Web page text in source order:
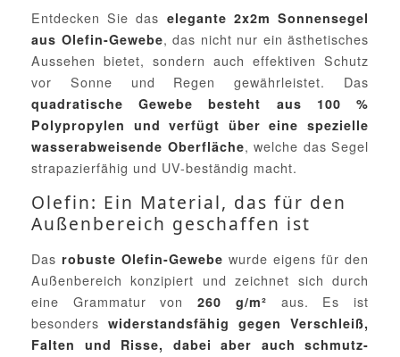
Entdecken Sie das elegante 2x2m Sonnensegel
aus Olefin-Gewebe, das nicht nur ein ästhetisches
Aussehen bietet, sondern auch effektiven Schutz
vor Sonne und Regen gewährleistet. Das
quadratische Gewebe besteht aus 100 %
Polypropylen und verfügt über eine spezielle
wasserabweisende Oberfläche, welche das Segel
strapazierfähig und UV-beständig macht.
Olefin: Ein Material, das für den
Außenbereich geschaffen ist
Das robuste Olefin-Gewebe wurde eigens für den
Außenbereich konzipiert und zeichnet sich durch
eine Grammatur von260 g/m² aus. Es ist
besonders widerstandsfähig gegen Verschleiß,
Falten und Risse, dabei aber auch schmutz-